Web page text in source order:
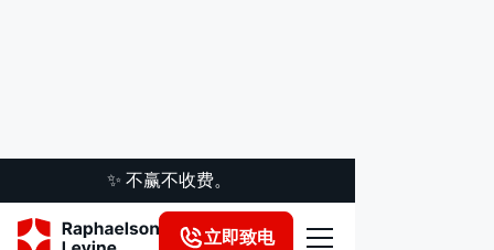
✨ 不赢不收费。
立即致电